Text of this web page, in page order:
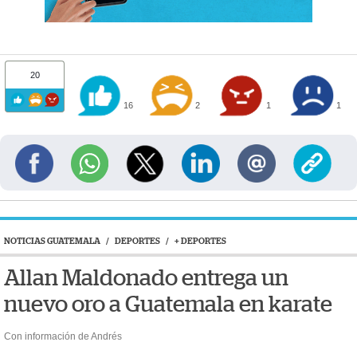
20
16 2 1 1
NOTICIAS GUATEMALA / DEPORTES / + DEPORTES
Allan Maldonado entrega un
nuevo oro a Guatemala en karate
Con información de Andrés